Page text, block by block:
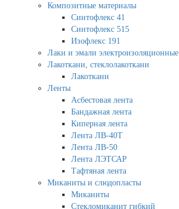
Композитные материалы
Синтофлекс 41
Синтофлекс 515
Изофлекс 191
Лаки и эмали электроизоляционные
Лакоткани, стеклолакоткани
Лакоткани
Ленты
Асбестовая лента
Бандажная лента
Киперная лента
Лента ЛВ-40Т
Лента ЛВ-50
Лента ЛЭТСАР
Тафтяная лента
Миканиты и слюдопласты
Миканиты
Стекломиканит гибкий